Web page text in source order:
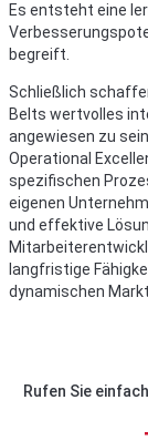
Es entsteht eine
begreift.
Schließlich
Belts wertvolles
angewiesen zu
Operational
spezifischen
eigenen
und effektive
langfristige
dynamischen
Rufen Sie